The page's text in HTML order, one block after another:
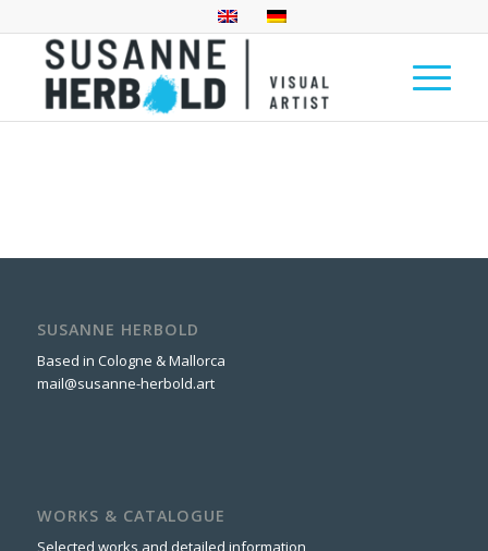
SUSANNE HERBOLD
Based in Cologne & Mallorca
mail@susanne-herbold.art
WORKS & CATALOGUE